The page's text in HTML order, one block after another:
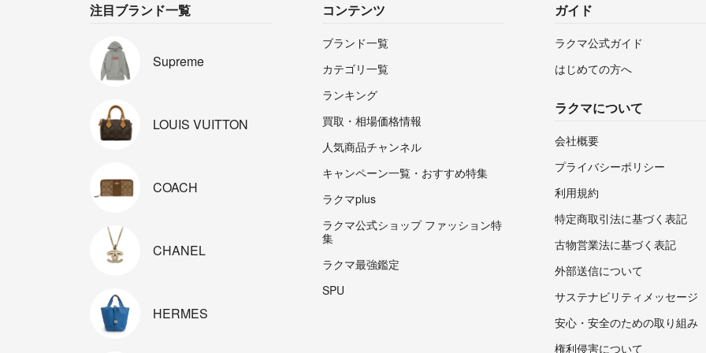
注目ブランド一覧
Supreme
LOUIS VUITTON
COACH
CHANEL
HERMES
コンテンツ
ブランド一覧
カテゴリ一覧
ランキング
買取・相場価格情報
人気商品チャンネル
キャンペーン一覧・おすすめ特集
ラクマplus
ラクマ公式ショップ ファッション特
集
ラクマ最強鑑定
SPU
ガイド
ラクマ公式ガイド
はじめての方へ
ラクマについて
会社概要
プライバシーポリシー
利用規約
特定商取引法に基づく表記
古物営業法に基づく表記
外部送信について
サステナビリティメッセージ
安心・安全のための取り組み
権利侵害について